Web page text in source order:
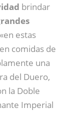
brindar
«en estas
comidas de
una
del Duero,
la Doble
Imperial